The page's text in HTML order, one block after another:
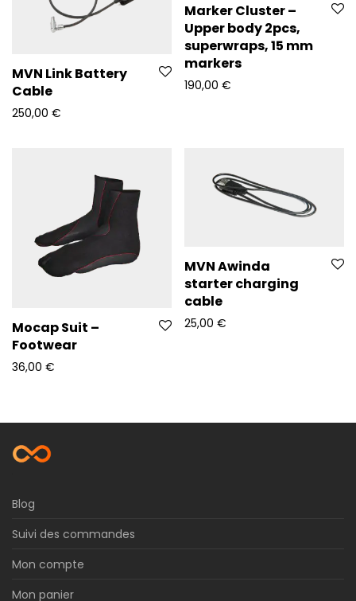
MVN Link Battery
Cable
250,00 €
Marker Cluster –
Upper body 2pcs,
superwraps, 15 mm
markers
190,00 €
Mocap Suit –
Footwear
36,00 €
MVN Awinda
starter charging
cable
25,00 €
Blog
Suivi des commandes
Mon compte
Mon panier